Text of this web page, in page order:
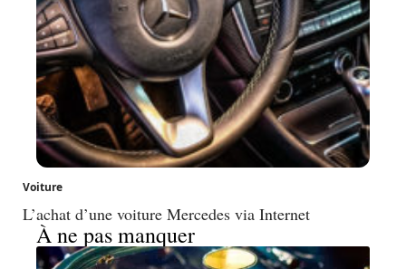
Voiture
L’achat d’une voiture Mercedes via Internet
À ne pas manquer